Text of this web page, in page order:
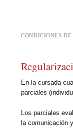
CONDICIONES DE
En la cursada
parciales
Los parciales
la comunicación